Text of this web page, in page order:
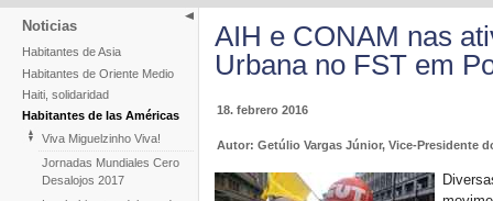
Noticias
Habitantes de Asia
Habitantes de Oriente Medio
Haiti, solidaridad
Habitantes de las Américas
Viva Miguelzinho Viva!
Jornadas Mundiales Cero
Desalojos 2017
AIH e CONAM nas
Urbana no FST em
18. febrero 2016
Autor: Getúlio Vargas Júnior, Vice-Presidente